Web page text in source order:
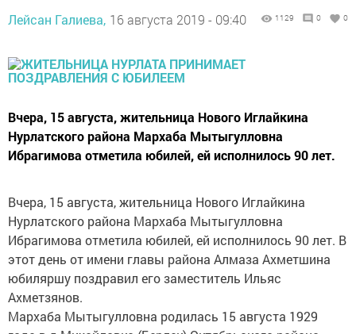
Лейсан Галиева, 16 августа 2019 - 09:40 1129 0 0
Вчера, 15 августа, жительница Нового Иглайкина
Нурлатского района Мархаба Мытыгулловна
Ибрагимова отметила юбилей, ей исполнилось 90 лет.
Вчера, 15 августа, жительница Нового Иглайкина
Нурлатского района Мархаба Мытыгулловна
Ибрагимова отметила юбилей, ей исполнилось 90 лет. В
этот день от имени главы района Алмаза Ахметшина
юбиляршу поздравил его заместитель Ильяс
Ахметзянов.
Мархаба Мытыгулловна родилась 15 августа 1929